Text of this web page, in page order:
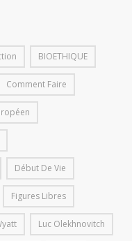
BIOETHIQUE
Comment Faire
Début De Vie
Figures Libres
Luc Olekhnovitch